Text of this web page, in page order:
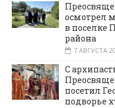
осмотрел
в поселке
района
7 АВГУСТА
С
посетил
подворье